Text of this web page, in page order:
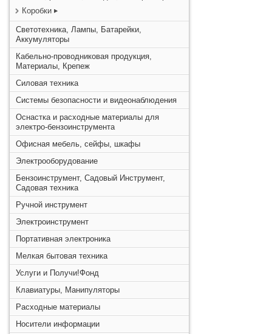
Коробки
Светотехника, Лампы, Батарейки,
Аккумуляторы
Кабельно-проводниковая продукция,
Материалы, Крепеж
Силовая техника
Системы безопасности и видеонаблюдения
Оснастка и расходные материалы для
электро-бензоинструмента
Офисная мебель, сейфы, шкафы
Электрооборудование
Бензоинструмент, Садовый Инструмент,
Садовая техника
Ручной инструмент
Электроинструмент
Портативная электроника
Мелкая бытовая техника
Услуги и Получи!Фонд
Клавиатуры, Манипуляторы
Расходные материалы
Носители информации